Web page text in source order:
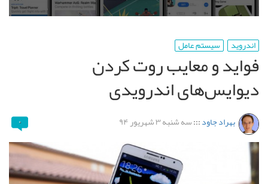
اندروید سیستم عامل
فواید و معایب روت کردن
دیوایس‌های اندرویدی
بهراد جاود:::سه شنبه ۳ شهریور ۹۴ ۰